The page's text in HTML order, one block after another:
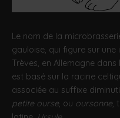
Le nom de la
gauloise, qui figure sur
Trèves, en Allemagne
est basé sur la racine
associée au suffixe
petite ourse, ou oursonne,